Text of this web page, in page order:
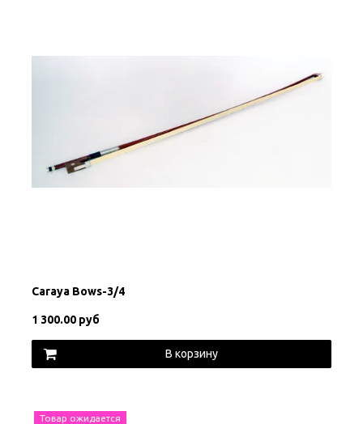
Carayа Bows-3/4
1 300.00 руб
В корзину
Товар ожидается